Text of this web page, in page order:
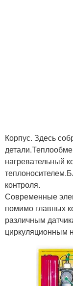
Корпус. Здесь
нагревательный
контроля.
Современные
помимо главных
различным
циркуляционным